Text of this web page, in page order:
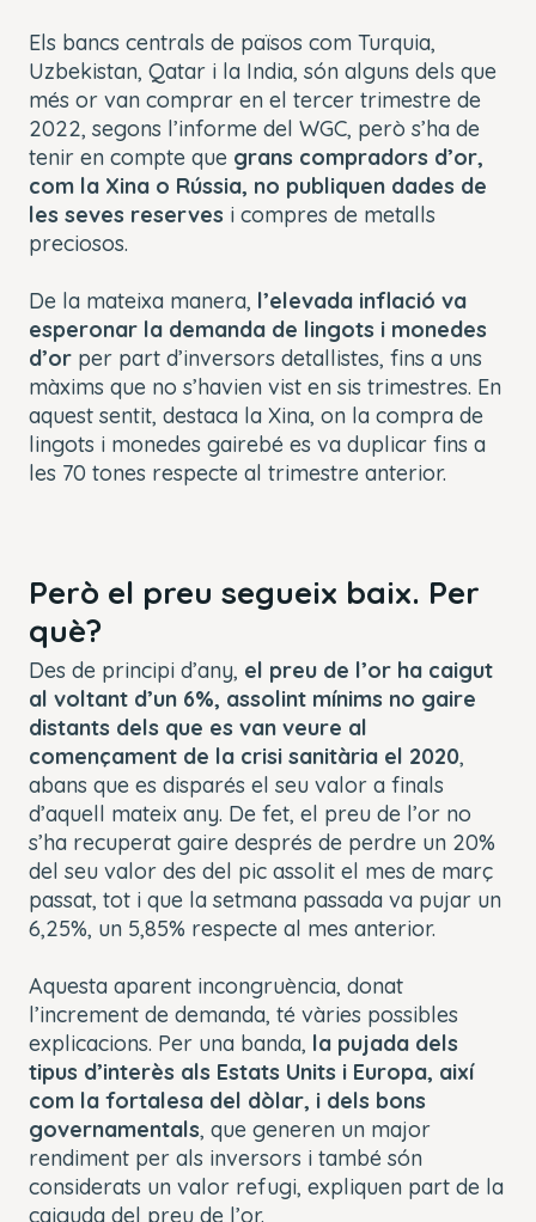
Els bancs centrals de països com Turquia,
Uzbekistan, Qatar i la India, són alguns dels que
més or van comprar en el tercer trimestre de
2022, segons l’informe del WGC, però s’ha de
tenir en compte que grans compradors d’or,
com la Xina o Rússia, no publiquen dades de
les seves reserves i compres de metalls
preciosos.
De la mateixa manera, l’elevada inflació va
esperonar la demanda de lingots i monedes
d’or per part d’inversors detallistes, fins a uns
màxims que no s’havien vist en sis trimestres. En
aquest sentit, destaca la Xina, on la compra de
lingots i monedes gairebé es va duplicar fins a
les 70 tones respecte al trimestre anterior.
Però el preu segueix baix. Per
què?
Des de principi d’any, el preu de l’or ha caigut
al voltant d’un 6%, assolint mínims no gaire
distants dels que es van veure al
començament de la crisi sanitària el 2020,
abans que es disparés el seu valor a finals
d’aquell mateix any. De fet, el preu de l’or no
s’ha recuperat gaire després de perdre un 20%
del seu valor des del pic assolit el mes de març
passat, tot i que la setmana passada va pujar un
6,25%, un 5,85% respecte al mes anterior.
Aquesta aparent incongruència, donat
l’increment de demanda, té vàries possibles
explicacions. Per una banda, la pujada dels
tipus d’interès als Estats Units i Europa, així
com la fortalesa del dòlar, i dels bons
governamentals, que generen un major
rendiment per als inversors i també són
considerats un valor refugi, expliquen part de la
caiguda del preu de l’or.